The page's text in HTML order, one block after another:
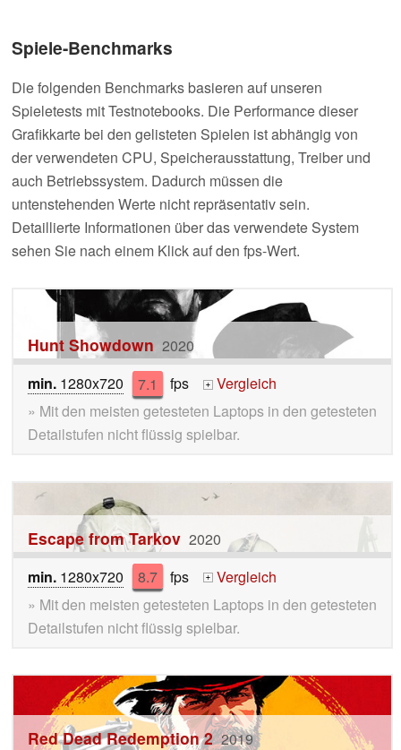
Spiele-Benchmarks
Die folgenden Benchmarks basieren auf unseren
Spieletests mit Testnotebooks. Die Performance dieser
Grafikkarte bei den gelisteten Spielen ist abhängig von
der verwendeten CPU, Speicherausstattung, Treiber und
auch Betriebssystem. Dadurch müssen die
untenstehenden Werte nicht repräsentativ sein.
Detaillierte Informationen über das verwendete System
sehen Sie nach einem Klick auf den fps-Wert.
Hunt Showdown 2020
min. 1280x720 7.1 fps +
Vergleich
» Mit den meisten getesteten Laptops in den getesteten
Detailstufen nicht flüssig spielbar.
Escape from Tarkov 2020
min. 1280x720 8.7 fps +
Vergleich
» Mit den meisten getesteten Laptops in den getesteten
Detailstufen nicht flüssig spielbar.
Red Dead Redemption 2 2019